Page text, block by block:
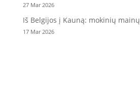
27 Mar 2026
Iš Belgijos į Kauną: mokinių
17 Mar 2026